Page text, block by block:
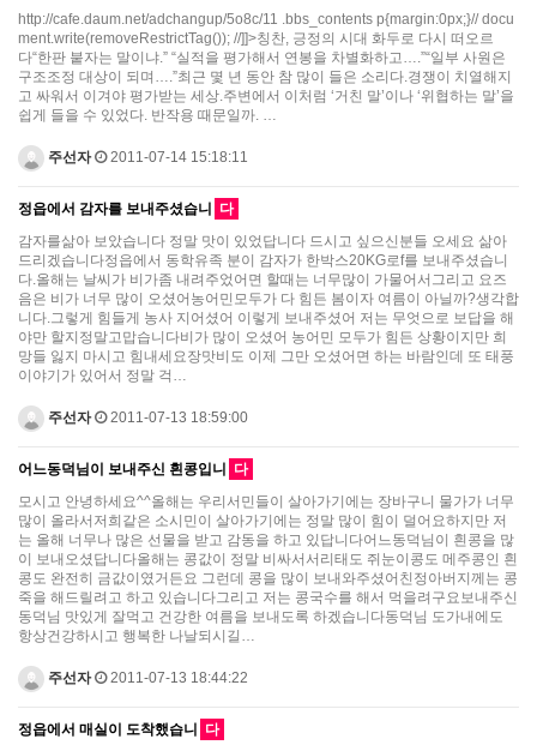
http://cafe.daum.net/adchangup/5o8c/11 .bbs_contents p{margin:0px;}// docu
ment.write(removeRestrictTag()); //]]>칭찬, 긍정의 시대 화두로 다시 떠오르
다“한판 붙자는 말이냐.” “실적을 평가해서 연봉을 차별화하고….”“일부 사원은
구조조정 대상이 되며….”최근 몇 년 동안 참 많이 들은 소리다.경쟁이 치열해지
고 싸워서 이겨야 평가받는 세상.주변에서 이처럼 ‘거친 말’이나 ‘위협하는 말’을
쉽게 들을 수 있었다. 반작용 때문일까. …
주선자 2011-07-14 15:18:11
정읍에서 감자를 보내주셨습니 다
감자를삶아 보았습니다 정말 맛이 있었답니다 드시고 싶으신분들 오세요 삶아
드리겠습니다정읍에서 동학유족 분이 감자가 한박스20KG로f를 보내주셨습니
다.올해는 날씨가 비가좀 내려주었어면 할때는 너무많이 가물어서그리고 요즈
음은 비가 너무 많이 오셨어농어민모두가 다 힘든 봄이자 여름이 아닐까?생각합
니다.그렇게 힘들게 농사 지어셨어 이렇게 보내주셨어 저는 무엇으로 보답을 해
야만 할지정말고맙습니다비가 많이 오셨어 농어민 모두가 힘든 상황이지만 희
망들 잃지 마시고 힘내세요장맛비도 이제 그만 오셨어면 하는 바람인데 또 태풍
이야기가 있어서 정말 걱…
주선자 2011-07-13 18:59:00
어느동덕님이 보내주신 흰콩입니 다
모시고 안녕하세요^^올해는 우리서민들이 살아가기에는 장바구니 물가가 너무
많이 올라서저희같은 소시민이 살아가기에는 정말 많이 힘이 덜어요하지만 저
는 올해 너무나 많은 선물을 받고 감동을 하고 있답니다어느동덕님이 흰콩을 많
이 보내오셨답니다올해는 콩값이 정말 비싸서서리태도 쥐눈이콩도 메주콩인 흰
콩도 완전히 금값이였거든요 그런데 콩을 많이 보내와주셨어친정아버지께는 콩
죽을 해드릴려고 하고 있습니다그리고 저는 콩국수를 해서 먹을려구요보내주신
동덕님 맛있게 잘먹고 건강한 여름을 보내도록 하겠습니다동덕님 도가내에도
항상건강하시고 행복한 나날되시길…
주선자 2011-07-13 18:44:22
정읍에서 매실이 도착했습니 다